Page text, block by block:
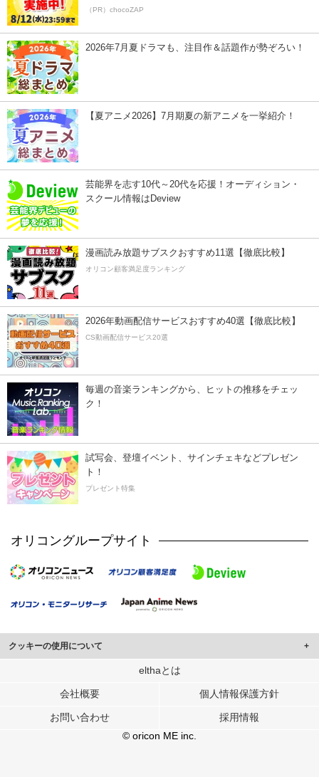
（PR）chocoZAP
2026年7月夏ドラマも、注目作＆話題作が勢ぞろい！
【夏アニメ2026】7月期夏の新アニメを一挙紹介！
芸能界を志す10代～20代を応援！オーディション・
スクール情報はDeview
漫画読み放題サブスクおすすめ11選【徹底比較】
オリコン顧客満足度ランキング
2026年動画配信サービスおすすめ40選【徹底比較】
CS動画配信サービス20選
毎週の音楽ランキングから、ヒットの推移をチェッ
ク！
試写会、登壇イベント、サインチェキなどプレゼン
ト！
プレゼント特集
オリコングループサイト
クッキーの使用について
このサイトでは Cookie を使用して、ユーザーに合わせたコンテンツや広告の
行っています。
メディアや広告配信、データ解析の各パートナーに提供しています。
各パートナーは、この情報とユーザーが各パートナーに提供した他の情報や、
ユーザーが各パートナーのサービスを使用したときに収集した他の情報を組み
elthaとは
会社概要 個人情報保護方針
お問い合わせ
採用情報
© oricon ME inc.